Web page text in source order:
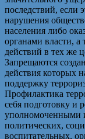
последствий, если
нарушения
населения либо
органами власти, а
действий в тех же
Запрещаются
действия которых
поддержку
Профилактика
себя подготовку и
уполномоченными
политических,
воспитательных,